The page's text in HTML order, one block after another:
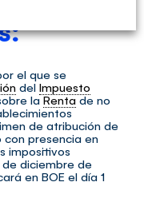
el que se
del Impuesto
laRentade no
de atribución de
presencia en
impositivos
de diciembre de
en BOE el día 1